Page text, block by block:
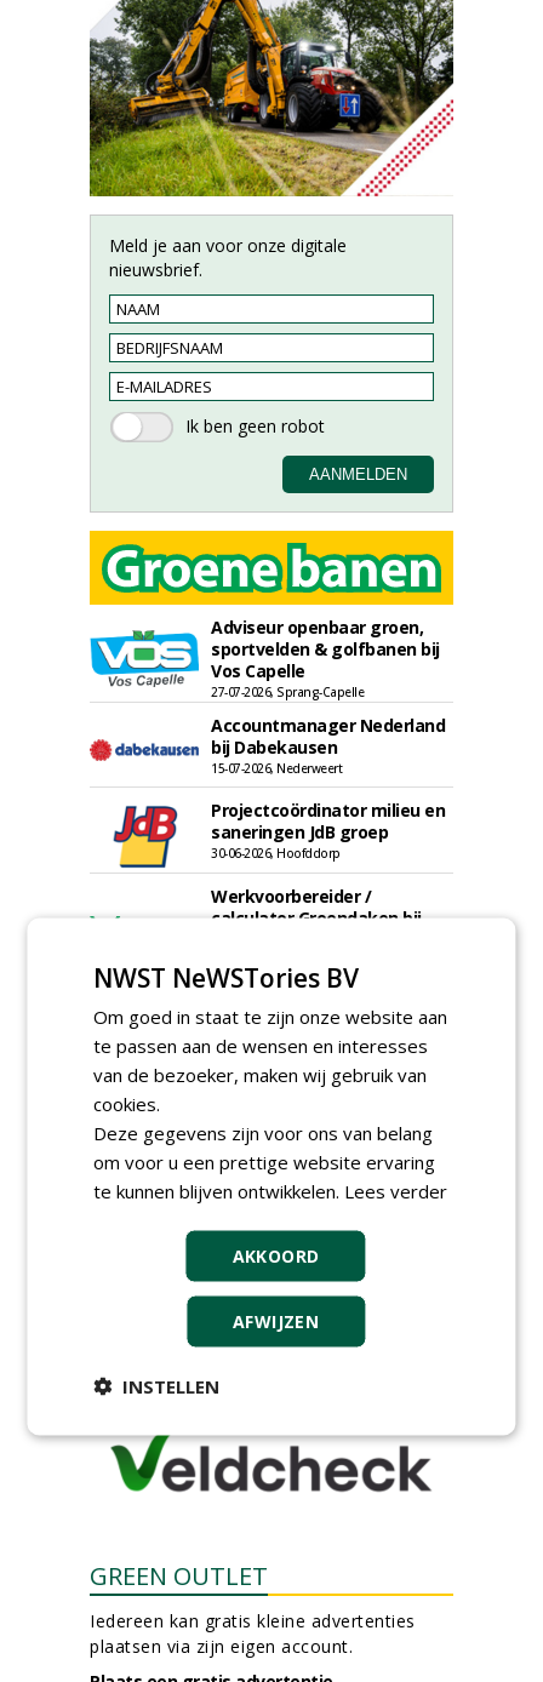
Meld je aan voor onze digitale
nieuwsbrief.
Adviseur openbaar groen,
sportvelden & golfbanen bij
Vos Capelle
27-07-2026, Sprang-Capelle
Accountmanager Nederland
bij Dabekausen
15-07-2026, Nederweert
Projectcoördinator milieu en
saneringen JdB groep
30-06-2026, Hoofddorp
Werkvoorbereider /
calculator Groendaken bij
European Tree Worker bij
Wallaard
30-06-2026, 80 km rond Noordeloos
Meewerkend Voorman Groen
Werkvoorbereider
groenbeheer (32-40 uur per
24-06-2026, Zutphen en op project locatie
Ervaren werkvoorbereider
(32-40 uur) bij SmitsRinsma
GREEN OUTLET
Iedereen kan gratis kleine advertenties
plaatsen via zijn eigen account.
NWST NeWSTories BV
Om goed in staat te zijn onze website aan
te passen aan de wensen en interesses
van de bezoeker, maken wij gebruik van
cookies.
Deze gegevens zijn voor ons van belang
om voor u een prettige website ervaring
te kunnen blijven ontwikkelen. Lees verder
AKKOORD
AFWIJZEN
INSTELLEN